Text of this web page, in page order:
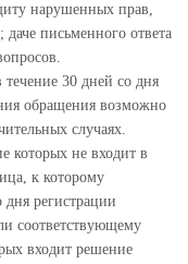
нарушенных прав,
письменного ответа
30 дней со дня
обращения возможно
случаях.
которых не входит в
к которому
регистрации
соответствующему
входит решение